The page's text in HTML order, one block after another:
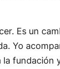
Es un
Yo